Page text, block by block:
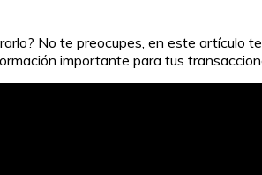
No te preocupes, en este artículo
importante para tus